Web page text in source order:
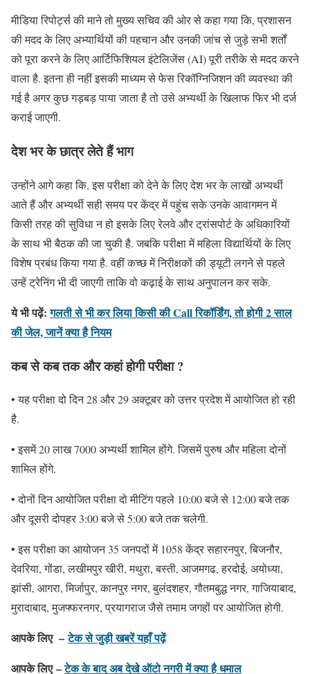
मीडिया रिपोर्ट्स की माने तो मुख्य सचिव की ओर से कहा गया कि, प्रशासन
की मदद के लिए अभ्यार्थियों की पहचान और उनकी जांच से जुड़े सभी शर्तों
को पूरा करने के लिए आर्टिफिशियल इंटेलिजेंस (AI) पूरी तरीके से मदद करने
वाला है. इतना ही नहीं इसकी माध्यम से फेस रिकॉग्निजिशन की व्यवस्था की
गई है अगर कुछ गड़बड़ पाया जाता है तो उसे अभ्यर्थी के खिलाफ फिर भी दर्ज
कराई जाएगी.
देश भर के छात्र लेते हैं भाग
उन्होंने आगे कहा कि, इस परीक्षा को देने के लिए देश भर के लाखों अभ्यर्थी
आते हैं और अभ्यर्थी सही समय पर केंद्र में पहुंच सके उनके आवागमन में
किसी तरह की सुविधा न हो इसके लिए रेलवे और ट्रांसपोर्ट के अधिकारियों
के साथ भी बैठक की जा चुकी है. जबकि परीक्षा में महिला विद्यार्थियों के लिए
विशेष प्रबंध किया गया है. वहीं कच्छ में निरीक्षकों की ड्यूटी लगने से पहले
उन्हें ट्रेनिंग भी दी जाएगी ताकि वो कढ़ाई के साथ अनुपालन कर सके.
ये भी पढ़ें:गलती से भी कर लिया किसी की Call रिकॉर्डिंग, तो होगी 2 साल
की जेल, जानें क्या है नियम
कब से कब तक और कहां होगी परीक्षा ?
• यह परीक्षा दो दिन 28 और 29 अक्टूबर को उत्तर प्रदेश में आयोजित हो रही
है.
• इसमें 20 लाख 7000 अभ्यर्थी शामिल होंगे. जिसमें पुरुष और महिला दोनों
शामिल होंगे.
• दोनों दिन आयोजित परीक्षा दो मीटिंग पहले 10:00 बजे से 12:00 बजे तक
और दूसरी दोपहर 3:00 बजे से 5:00 बजे तक चलेगी.
• इस परीक्षा का आयोजन 35 जनपदों में 1058 केंद्र सहारनपुर, बिजनौर,
देवरिया, गोंडा, लखीमपुर खीरी, मथुरा, बस्ती, आजमगढ, हरदोई, अयोध्या,
झांसी, आगरा, मिर्जापुर, कानपुर नगर, बुलंदशहर, गौतमबुद्ध नगर, गाजियाबाद,
मुरादाबाद, मुजफ्फरनगर, प्रयागराज जैसे तमाम जगहों पर आयोजित होगी.
आपके लिए –टेक से जुड़ी खबरें यहाँ पढ़ें
आपके लिए –टेक के बाद अब देखे ऑटो नगरी में क्या है धमाल